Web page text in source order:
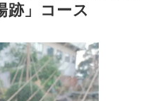
跡」コース